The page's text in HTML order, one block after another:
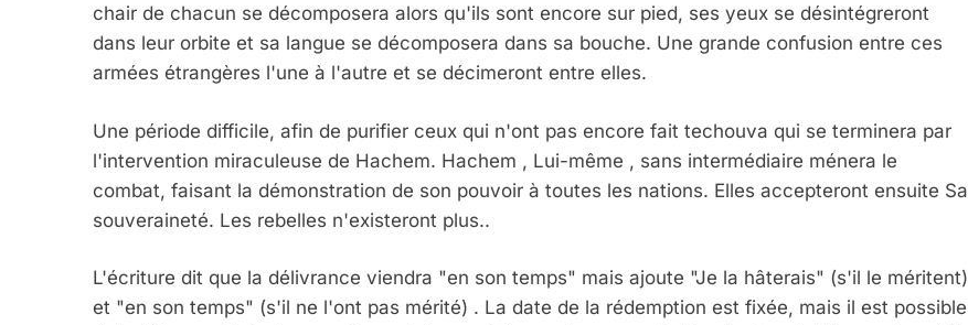
chair de chacun se décomposera alors qu'ils sont encore sur pied, ses yeux se désintégreront
dans leur orbite et sa langue se décomposera dans sa bouche. Une grande confusion entre ces
armées étrangères l'une à l'autre et se décimeront entre elles.
Une période difficile, afin de purifier ceux qui n'ont pas encore fait techouva qui se terminera par
l'intervention miraculeuse de Hachem. Hachem , Lui-même , sans intermédiaire ménera le
combat, faisant la démonstration de son pouvoir à toutes les nations. Elles accepteront ensuite Sa
souveraineté. Les rebelles n'existeront plus..
L'écriture dit que la délivrance viendra "en son temps" mais ajoute "Je la hâterais" (s'il le méritent)
et "en son temps" (s'il ne l'ont pas mérité) . La date de la rédemption est fixée, mais il est possible